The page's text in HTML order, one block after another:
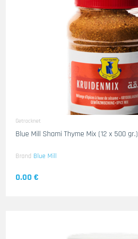
Getrocknet
Blue Mill Shami Thyme Mix (12 x 500 gr.)
Brand Blue Mill
0.00 €